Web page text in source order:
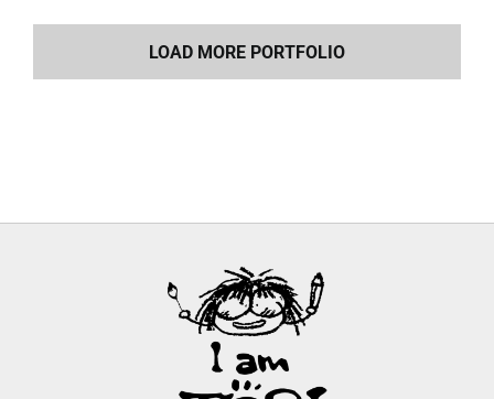
LOAD MORE PORTFOLIO